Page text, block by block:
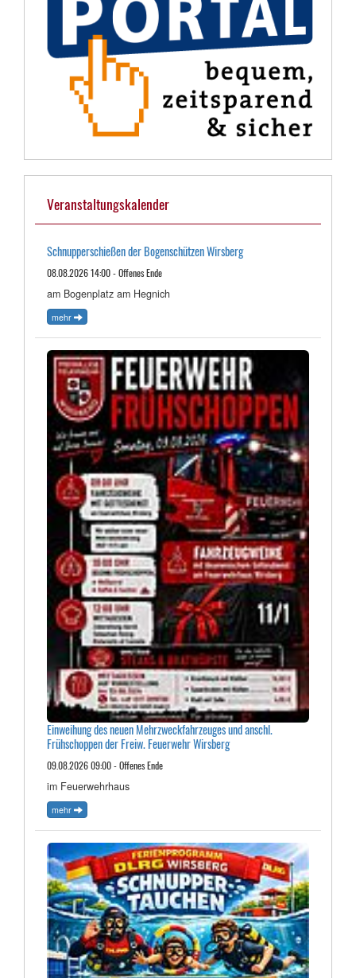
Veranstaltungskalender
Schnupperschießen der Bogenschützen Wirsberg
08.08.2026 14:00 - Offenes Ende
am Bogenplatz am Hegnich
mehr
Einweihung des neuen Mehrzweckfahrzeuges und anschl.
Frühschoppen der Freiw. Feuerwehr Wirsberg
09.08.2026 09:00 - Offenes Ende
im Feuerwehrhaus
mehr